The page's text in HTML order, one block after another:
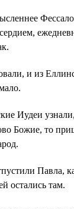
и из
Иудеи
Божие, то
Павла,
остались там.